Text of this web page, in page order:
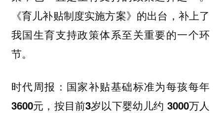
《育儿补贴制度实施方案》的出台，补上了
我国生育支持政策体系至关重要的一个环
节。
时代周报：国家补贴基础标准为每孩每年
3600元，按目前3岁以下婴幼儿约 3000万人